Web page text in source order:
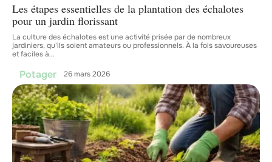
Les étapes essentielles de la plantation des échalotes
pour un jardin florissant
La culture des échalotes est une activité prisée par de nombreux
jardiniers, qu'ils soient amateurs ou professionnels. À la fois savoureuses
et faciles à…
Potager 26 mars 2026